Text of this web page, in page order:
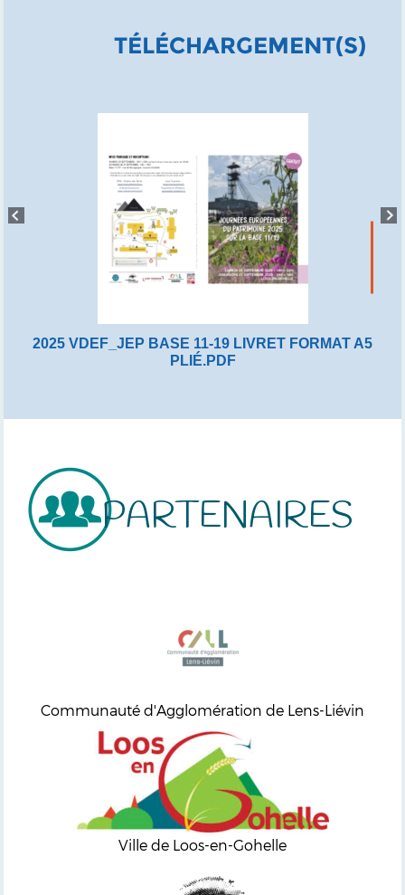
TÉLÉCHARGEMENT(S)
2025 VDEF_JEP BASE 11-19 LIVRET FORMAT A5
PLIÉ.PDF
PARTENAIRES
Communauté d'Agglomération de Lens-Liévin
Ville de Loos-en-Gohelle